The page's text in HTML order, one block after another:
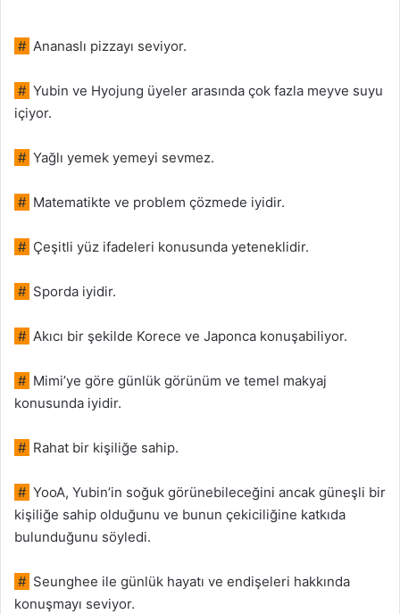
# Ananaslı pizzayı seviyor.
# Yubin ve Hyojung üyeler arasında çok fazla meyve suyu
içiyor.
# Yağlı yemek yemeyi sevmez.
# Matematikte ve problem çözmede iyidir.
# Çeşitli yüz ifadeleri konusunda yeteneklidir.
# Sporda iyidir.
# Akıcı bir şekilde Korece ve Japonca konuşabiliyor.
# Mimi’ye göre günlük görünüm ve temel makyaj
konusunda iyidir.
# Rahat bir kişiliğe sahip.
# YooA, Yubin’in soğuk görünebileceğini ancak güneşli bir
kişiliğe sahip olduğunu ve bunun çekiciliğine katkıda
bulunduğunu söyledi.
# Seunghee ile günlük hayatı ve endişeleri hakkında
konuşmayı seviyor.